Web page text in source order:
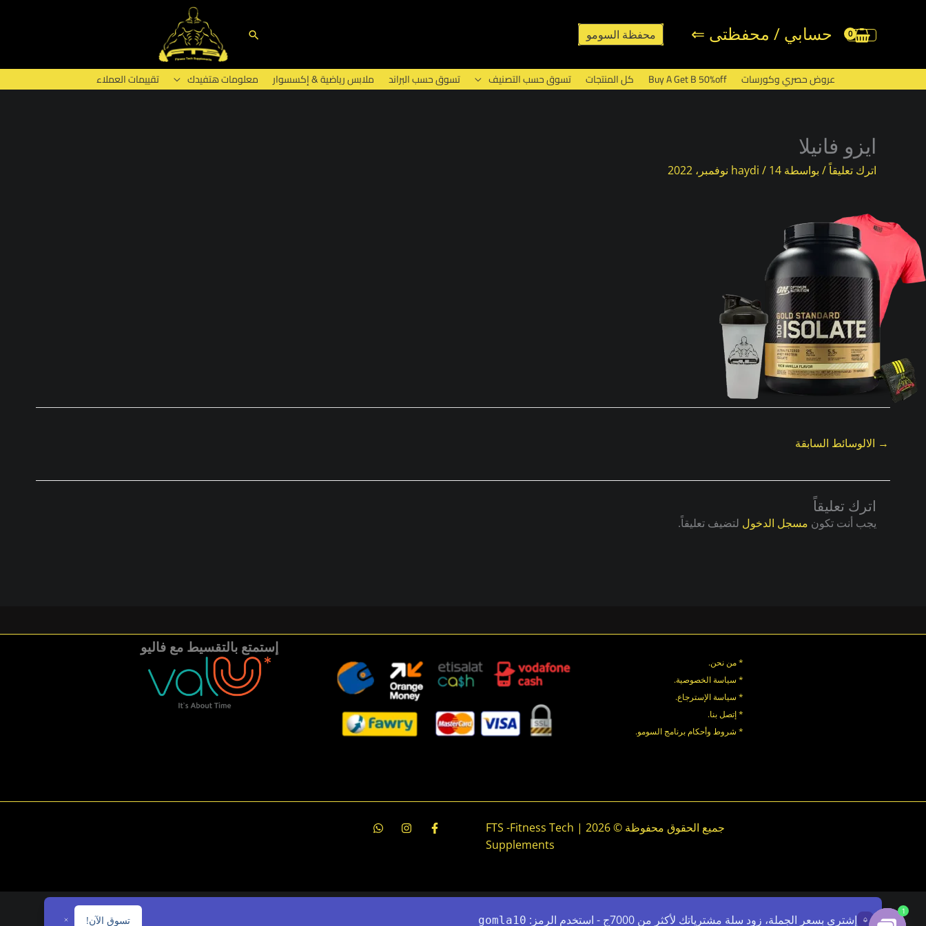
حسابي / محفظتى ⇐ محفظة السومو البحث
عروض حصري وكورسات Buy A Get B 50%off كل المنتجات تسوق حسب التصنيف تسوق حسب البراند ملابس رياضية & إكسسوار معلومات هتفيدك تقييمات العملاء
ايزو فانيلا
اترك تعليقاً/ بواسطة haydi / 14 نوفمبر، 2022
→ الالوسائط السابقة
اترك تعليقاً
يجب أنت تكون مسجل الدخول لتضيف تعليقاً.
* من نحن.
* سياسة الخصوصية.
* سياسةالإسترجاع.
* إتصل بنا.
* شروط وأحكام برنامج السومو.
إستمتع بالتقسيط مع فاليو
جميع الحقوق محفوظة © 2026 | FTS -Fitness Tech
Supplements
إشتري بسعر الجملة، زود سلة مشترياتك لأكثر من 7000ج - استخدم الرمز: gomla10 تسوق الآن!
1